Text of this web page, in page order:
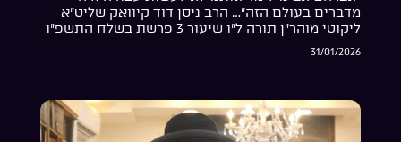
מדברים בעולם הזה”… הרב ניסן דוד קיוואק שליט”א
ליקוטי מוהר”ן תורה ל”ו שיעור 3 פרשת בשלח התשפ”ו
31/01/2026